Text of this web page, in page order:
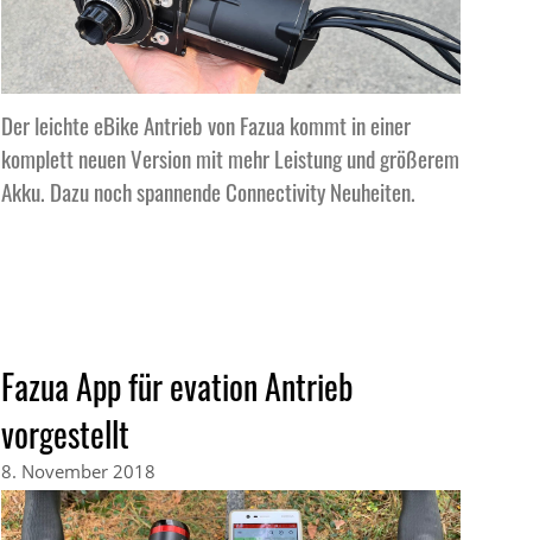
Der leichte eBike Antrieb von Fazua kommt in einer
komplett neuen Version mit mehr Leistung und größerem
Akku. Dazu noch spannende Connectivity Neuheiten.
Fazua App für evation Antrieb
vorgestellt
8. November 2018